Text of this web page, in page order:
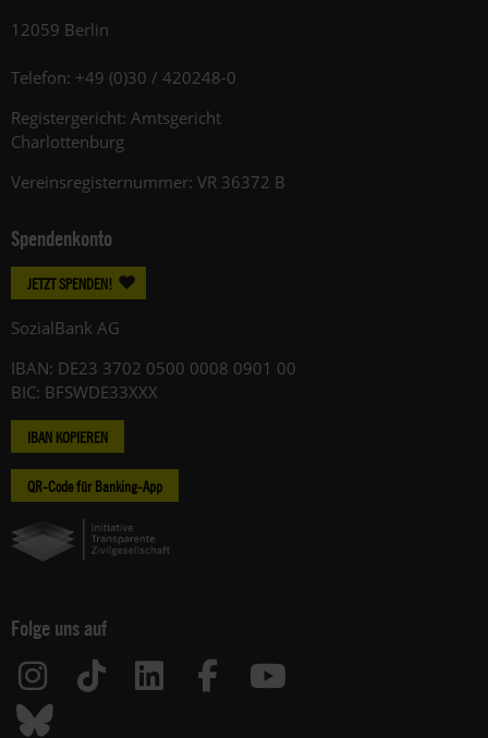
12059 Berlin
Telefon: +49 (0)30 / 420248-0
Registergericht: Amtsgericht
Charlottenburg
Vereinsregisternummer: VR 36372 B
Spendenkonto
JETZT SPENDEN!
SozialBank AG
IBAN: DE23 3702 0500 0008 0901 00
BIC: BFSWDE33XXX
IBAN KOPIEREN
QR-Code für Banking-App
Folge uns auf